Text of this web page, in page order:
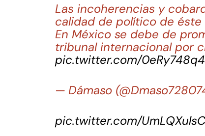
Las incoherencias y
calidad de político de éste
En México se debe de
tribunal internacional por
pic.twitter.com/
— Dámaso
pic.twitter.com/